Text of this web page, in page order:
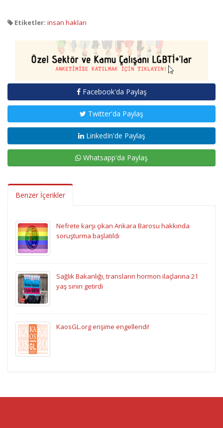
Etiketler: insan hakları
Facebook'da Paylaş
Twitter'da Paylaş
LinkedIn'de Paylaş
Whatsapp'da Paylaş
Benzer İçerikler
Nefrete karşı çıkan Ankara Barosu hakkında
soruşturma başlatıldı
Sağlık Bakanlığı, transların hormon ilaçlarına 21
yaş sınırı getirdi
KaosGL.org erişime engellendi!